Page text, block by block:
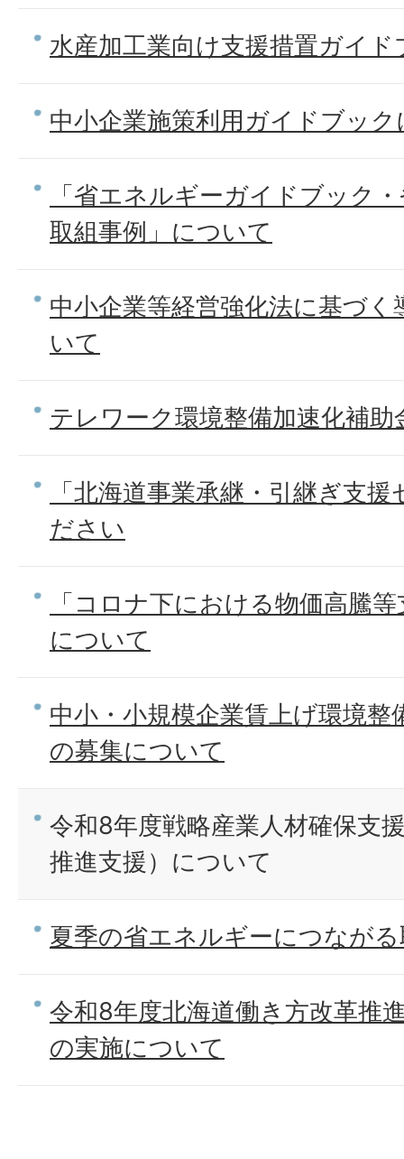
水産加工業向け支援措置ガイ
中小企業施策利用ガイドブッ
「省エネルギーガイドブック
取組事例」について
中小企業等経営強化法に基づ
いて
テレワーク環境整備加速化補
「北海道事業承継・引継ぎ支
ださい
「コロナ下における物価高騰
について
中小・小規模企業賃上げ環境整
の募集について
令和8年度戦略産業人材確保支
推進支援）について
夏季の省エネルギーにつなが
令和8年度北海道働き方改革推
の実施について